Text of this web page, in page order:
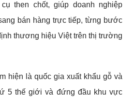
then chốt, giúp doanh nghiệp
bán hàng trực tiếp, từng bước
thương hiệu Việt trên thị trường
hiện là quốc gia xuất khẩu gỗ và
5 thế giới và đứng đầu khu vực